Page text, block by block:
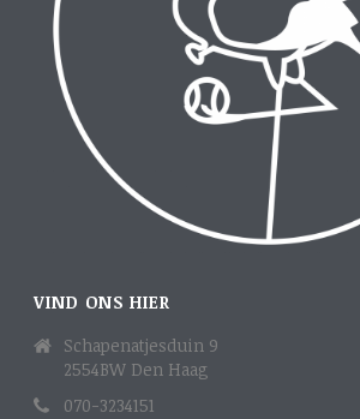
VIND ONS HIER
Schapenatjesduin 9
2554BW Den Haag
070-3234151